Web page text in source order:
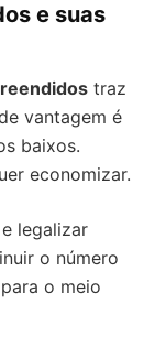
e suas
traz
vantagem é
baixos.
economizar.
legalizar
o número
o meio